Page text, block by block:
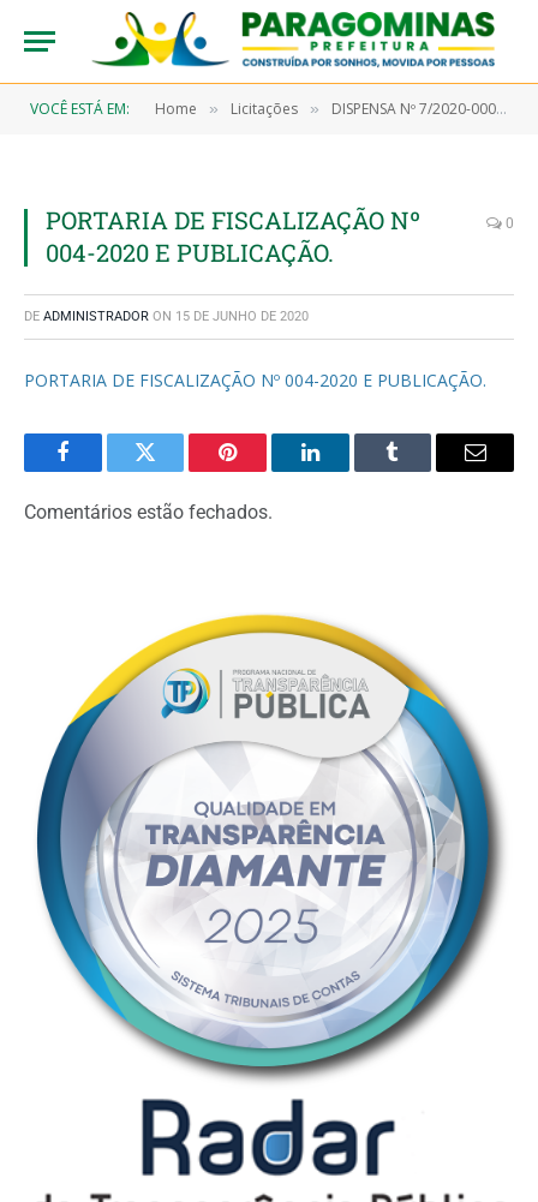
VOCÊ ESTÁ EM: Home » Licitações » DISPENSA Nº 7/2020-00044 (Aquisição de gás oxigênio medicinal em cilindros)
PORTARIA DE FISCALIZAÇÃO Nº
004-2020 E PUBLICAÇÃO.
0
DE ADMINISTRADOR ON 15 DE JUNHO DE 2020
PORTARIA DE FISCALIZAÇÃO Nº 004-2020 E PUBLICAÇÃO.
FacebookTwitter Pinterest LinkedInTumblr Email
Comentários estão fechados.